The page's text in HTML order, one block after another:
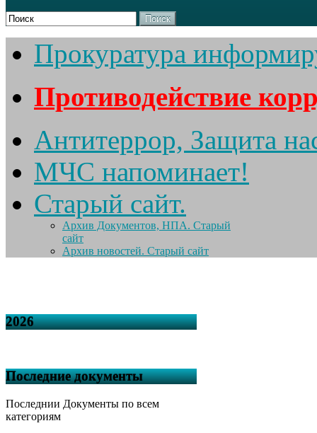
Поиск
Прокуратура
Противодействие
Антитеррор, Защита
МЧС напоминает!
Старый сайт.
Архив Документов, НПА. Старый
сайт
Архив новостей. Старый сайт
2026
Последние документы
Последнии Документы по всем
категориям